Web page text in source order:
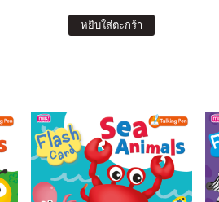
หยิบใส่ตะกร้า